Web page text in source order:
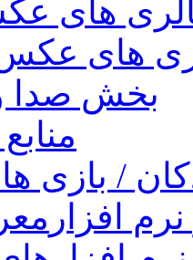
های
های
بخش صدا
/ بازی
افزار